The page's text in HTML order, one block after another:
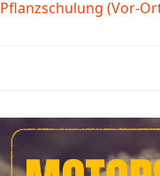
Pflanzschulung (Vor-